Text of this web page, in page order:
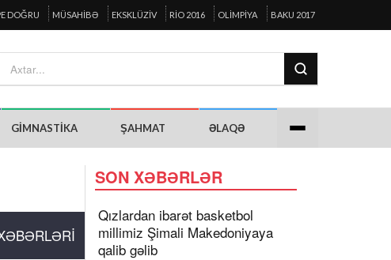
DOĞRU MÜSAHIBƏ EKSKLÜZIV RIO 2016 OLIMPIYA BAKU 2017
GIMNASTIKA ŞAHMAT ƏLAQƏ
SON XƏBƏRLƏR
Qızlardan ibarət basketbol
millimiz Şimali Makedoniyaya
qalib gəlib